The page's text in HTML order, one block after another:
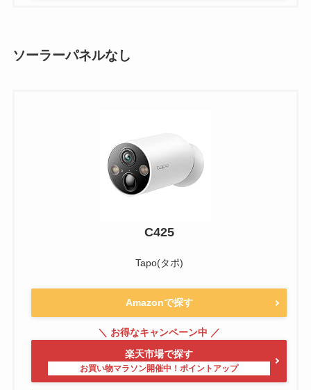
ソーラーパネルなし
C425
Tapo(タポ)
Amazonで探す
楽天市場で探す